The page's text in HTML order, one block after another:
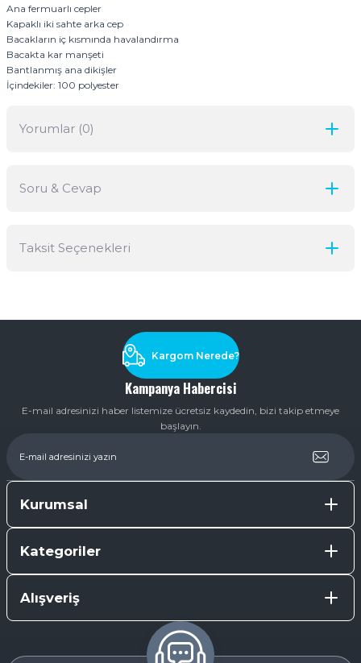
Ana fermuarlı cepler
Kapaklı iki sahte arka cep
Bacakların iç kısmında havalandırma
Bacakta kar manşeti
Bantlanmış ana dikişler
İçindekiler: 100 polyester
Yorumlar (0)
Soru & Cevap
Taksit Seçenekleri
Kampanya Habercisi
E-mail adresinizi haber listemize ücretsiz kaydedin, bizi takip etmeye
başlayın.
Kargom Nerede?
Kurumsal
Kategoriler
Alışveriş